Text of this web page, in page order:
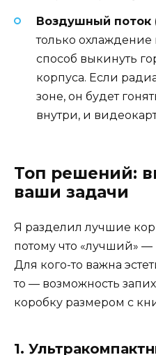
Воздушный поток
только охлаждение
способ выкинуть
корпуса. Если
зоне, он будет
внутри, и
Топ решений:
ваши задачи
Я разделил лучшие
потому что «лучший» —
Для кого-то важна
то — возможность
коробку размером с
1.